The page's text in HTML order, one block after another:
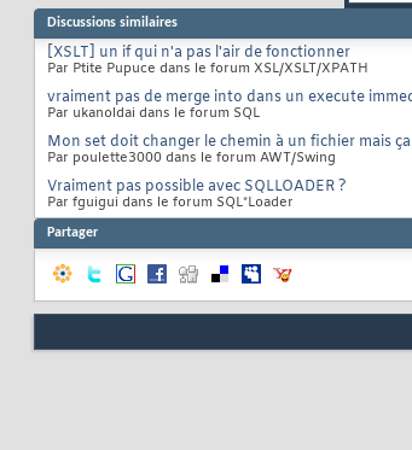
Discussions similaires
[XSLT] un if qui n'a pas l'air de fonctionner
Par Ptite Pupuce dans le forum XSL/XSLT/XPATH
vraiment pas de merge into dans un execute
Par ukanoldai dans le forum SQL
Mon set doit changer le chemin à un fichier mais
Par poulette3000 dans le forum AWT/Swing
Vraiment pas possible avec SQLLOADER ?
Par fguigui dans le forum SQL*Loader
Partager